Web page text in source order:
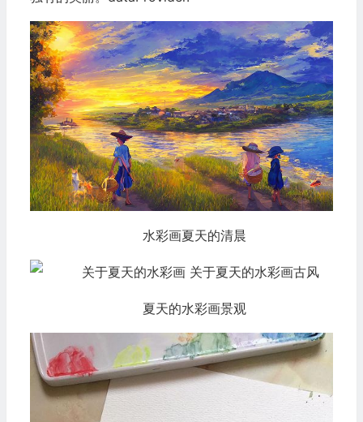
水彩画夏天的清晨
夏天的水彩画景观